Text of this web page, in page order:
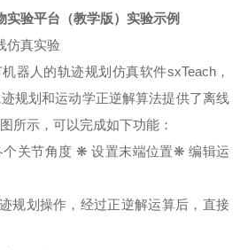
验平台（教学版） 实验示例
仿真实验
器人的轨迹规划仿真软件sxTeach，
规划和运动学正逆解算法提供了离线
所示，可以完成如下功能：
关节角度 ❋ 设置末端位置❋ 编辑运
规划操作，经过正逆解运算后，直接